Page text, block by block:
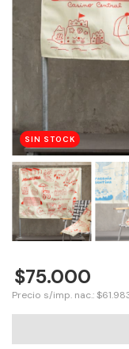
SIN STOCK
$75.000
Precio s/imp. nac.: